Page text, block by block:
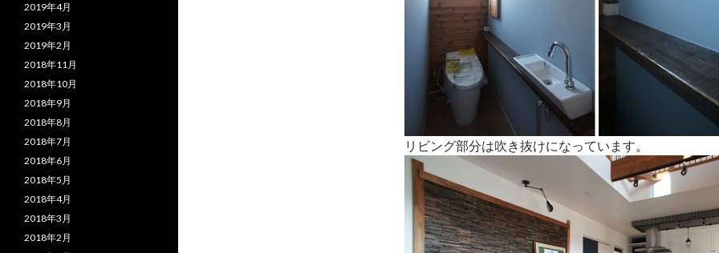
リビング部分は吹き抜けになっています。
2019年4月
2019年3月
2019年2月
2018年11月
2018年10月
2018年9月
2018年8月
2018年7月
2018年6月
2018年5月
2018年4月
2018年3月
2018年2月